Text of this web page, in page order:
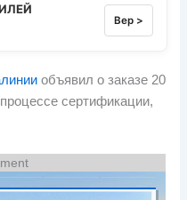
Вер >
объявил о заказе 20
сертификации,